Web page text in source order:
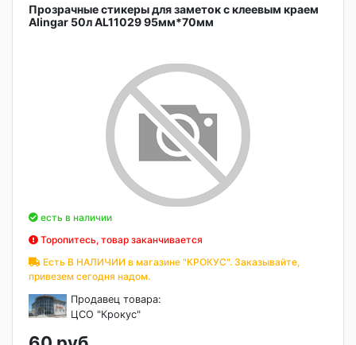
Прозрачные стикеры для заметок с клеевым краем
Alingar 50л AL11029 95мм*70мм
есть в наличии
Торопитесь, товар заканчивается
Есть В НАЛИЧИИ в магазине "КРОКУС". Заказывайте,
привезем сегодня надом.
Продавец товара:
ЦСО "Крокус"